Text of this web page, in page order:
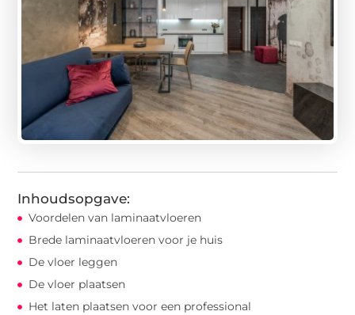
Inhoudsopgave:
Voordelen van laminaatvloeren
Brede laminaatvloeren voor je huis
De vloer leggen
De vloer plaatsen
Het laten plaatsen voor een professional